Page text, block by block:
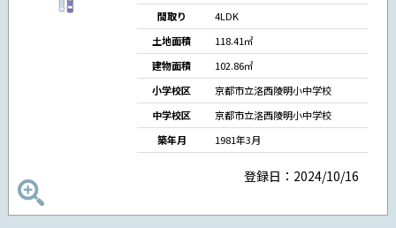
間取り
4LDK
土地面積
118.41㎡
建物面積
102.86㎡
小学校区
京都市立洛西陵明小中学校
中学校区
京都市立洛西陵明小中学校
築年月
1981年3月
登録日：2024/10/16